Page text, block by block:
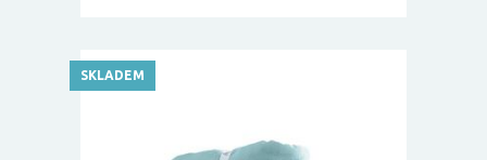
SKLADEM